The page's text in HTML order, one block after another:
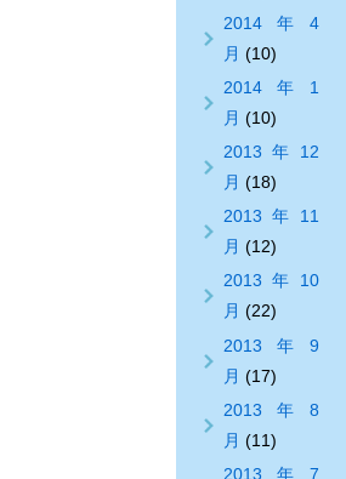
2014年4
月 (10)
2014年1
月 (10)
2013年12
月 (18)
2013年11
月 (12)
2013年10
月 (22)
2013年9
月 (17)
2013年8
月 (11)
2013年7